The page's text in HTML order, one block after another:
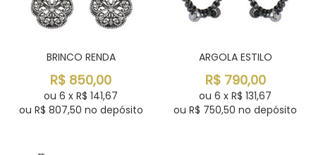
BRINCO RENDA
R$ 850,00
ou 6 x R$ 141,67
ou R$ 807,50 no depósito
ARGOLA ESTILO
R$ 790,00
ou 6 x R$ 131,67
ou R$ 750,50 no depósito